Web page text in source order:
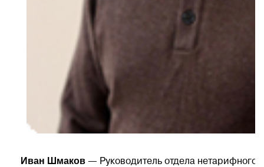
Иван Шмаков — Руководитель отдела нетарифного